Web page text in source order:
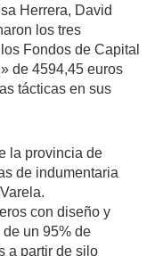
Herrera, David
los tres
Fondos de Capital
de 4594,45 euros
tácticas en sus
la provincia de
de indumentaria
con diseño y
un 95% de
a partir de silo